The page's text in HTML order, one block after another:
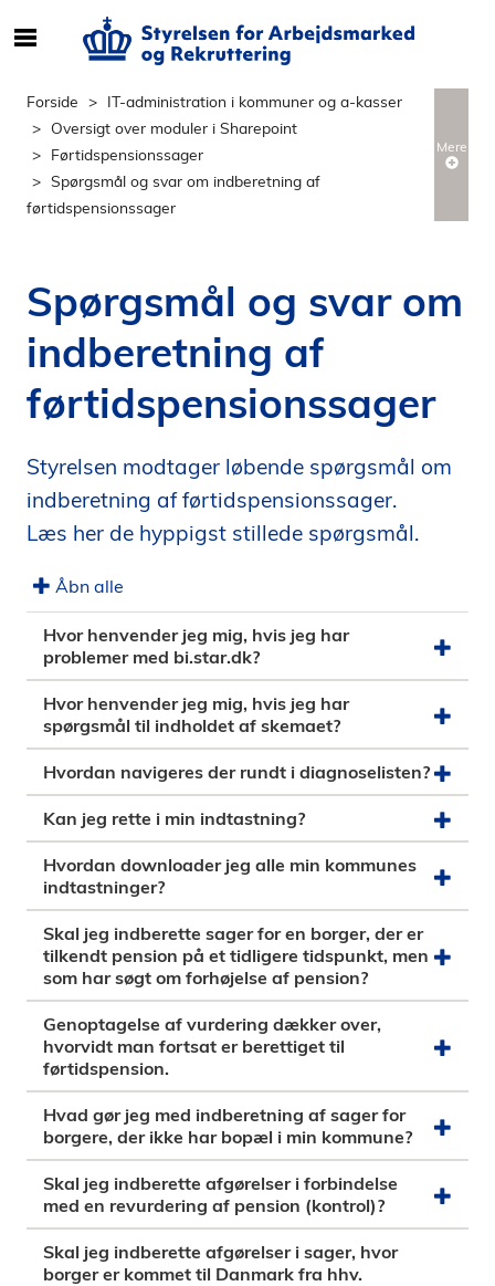
e
f
t
e
d
h
o
d
å
s
d
n
Forside
IT-administration i kommuner og a-kasser
Oversigt over moduler i Sharepoint
Førtidspensionssager
Spørgsmål og svar om indberetning af
førtidspensionssager
Mere
Spørgsmål og svar om
indberetning af
førtidspensionssager
Styrelsen modtager løbende spørgsmål om
indberetning af førtidspensionssager.
Læs her de hyppigst stillede spørgsmål.
Åbn alle
Hvor henvender jeg mig, hvis jeg har
problemer med bi.star.dk?
Hvor henvender jeg mig, hvis jeg har
spørgsmål til indholdet af skemaet?
Hvordan navigeres der rundt i diagnoselisten?
Kan jeg rette i min indtastning?
Hvordan downloader jeg alle min kommunes
indtastninger?
Skal jeg indberette sager for en borger, der er
tilkendt pension på et tidligere tidspunkt, men
som har søgt om forhøjelse af pension?
Genoptagelse af vurdering dækker over,
hvorvidt man fortsat er berettiget til
førtidspension.
Hvad gør jeg med indberetning af sager for
borgere, der ikke har bopæl i min kommune?
Skal jeg indberette afgørelser i forbindelse
med en revurdering af pension (kontrol)?
Skal jeg indberette afgørelser i sager, hvor
borger er kommet til Danmark fra hhv.